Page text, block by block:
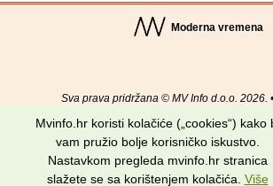
Moderna vremena
Sva prava pridržana © MV Info d.o.o. 2026.
Uvjeti korištenja
Potraži nas na:
Mvinfo.hr koristi kolačiće („cookies“) kako
vam pružio bolje korisničko iskustvo.
Nastavkom pregleda mvinfo.hr stranica
slažete se sa korištenjem kolačića. Više